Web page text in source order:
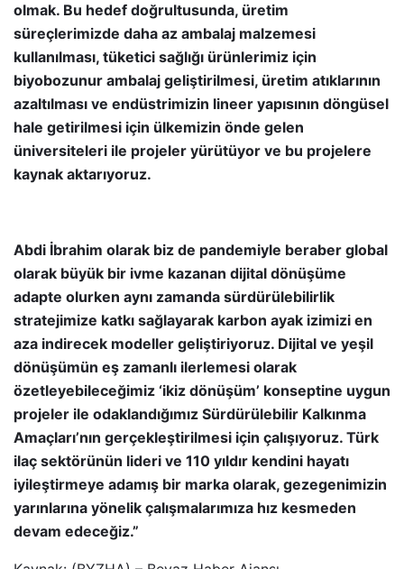
olmak. Bu hedef doğrultusunda, üretim
süreçlerimizde daha az ambalaj malzemesi
kullanılması, tüketici sağlığı ürünlerimiz için
biyobozunur ambalaj geliştirilmesi, üretim atıklarının
azaltılması ve endüstrimizin lineer yapısının döngüsel
hale getirilmesi için ülkemizin önde gelen
üniversiteleri ile projeler yürütüyor ve bu projelere
kaynak aktarıyoruz.
Abdi İbrahim olarak biz de pandemiyle beraber global
olarak büyük bir ivme kazanan dijital dönüşüme
adapte olurken aynı zamanda sürdürülebilirlik
stratejimize katkı sağlayarak karbon ayak izimizi en
aza indirecek modeller geliştiriyoruz. Dijital ve yeşil
dönüşümün eş zamanlı ilerlemesi olarak
özetleyebileceğimiz ‘ikiz dönüşüm’ konseptine uygun
projeler ile odaklandığımız Sürdürülebilir Kalkınma
Amaçları’nın gerçekleştirilmesi için çalışıyoruz. Türk
ilaç sektörünün lideri ve 110 yıldır kendini hayatı
iyileştirmeye adamış bir marka olarak, gezegenimizin
yarınlarına yönelik çalışmalarımıza hız kesmeden
devam edeceğiz.”